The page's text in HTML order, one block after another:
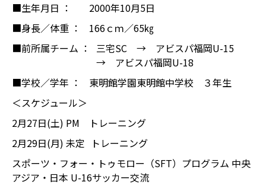
■生年月日 ：
2000年10月5日
■身長／体重 ：
166ｃｍ／65㎏
■前所属チーム ：
三宅SC → アビスパ福岡U-15
→ アビスパ福岡U-18
■学校／学年 ：
東明館学園東明館中学校 ３年生
＜スケジュール＞
2月27日(土) PM
トレーニング
2月29日(月) 未定
トレーニング
スポーツ・フォー・トゥモロー（SFT）プログラム 中央
アジア・日本 U-16サッカー交流